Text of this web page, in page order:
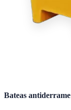
Bateas antiderrame